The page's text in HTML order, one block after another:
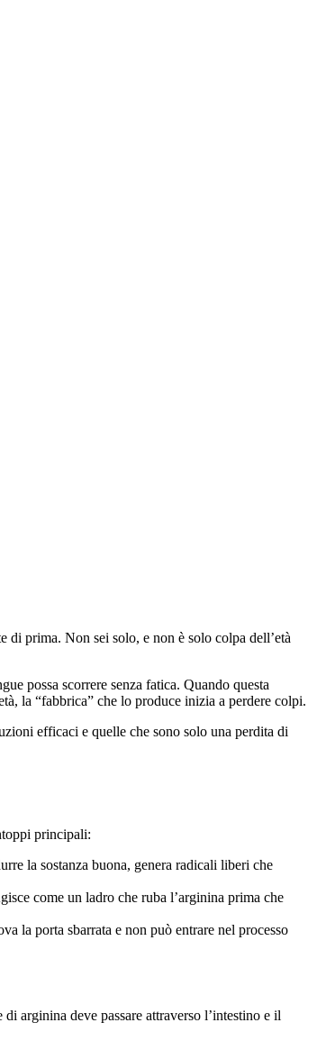
prima. Non sei solo, e non è solo colpa dell’età
possa scorrere senza fatica. Quando questa
la “fabbrica” che lo produce inizia a perdere colpi.
efficaci e quelle che sono solo una perdita di
principali:
la sostanza buona, genera radicali liberi che
come un ladro che ruba l’arginina prima che
la porta sbarrata e non può entrare nel processo
arginina deve passare attraverso l’intestino e il